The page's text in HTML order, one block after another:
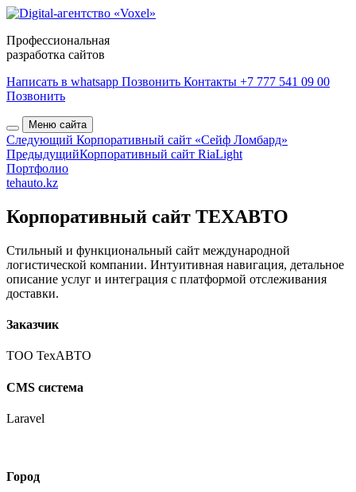
Профессиональная
разработка сайтов
Написать в whatsapp Позвонить Контакты +7 777 541 09 00
Позвонить
Меню сайта
Следующий Корпоративный сайт «Сейф Ломбард»
ПредыдущийКорпоративный сайт RiaLight
Портфолио
tehauto.kz
Корпоративный сайт ТЕХАВТО
Стильный и функциональный сайт международной
логистической компании. Интуитивная навигация, детальное
описание услуг и интеграция с платформой отслеживания
доставки.
Заказчик
ТОО TexABTO
CMS система
Laravel
Город